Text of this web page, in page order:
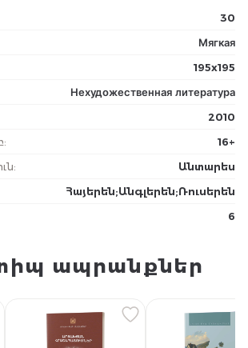
30
Мягкая
195x195
Нехудожественная литература
2010
:
16+
:
Անտարես
Հայերեն;Անգլերեն;Ռուսերեն
6
ապրանքներ